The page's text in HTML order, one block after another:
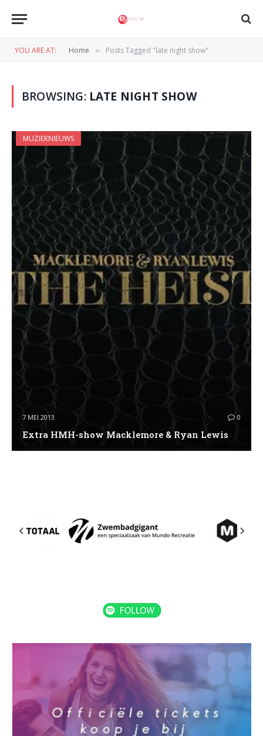
YOU ARE AT: Home » Posts Tagged "late night show"
BROWSING: LATE NIGHT SHOW
MUZIEKNIEUWS
7 MEI 2013 0
Extra HMH-show Macklemore & Ryan Lewis